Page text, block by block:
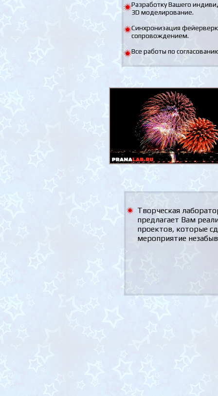
Разработку Вашего
3D моделирование.
Синхронизация
сопровождением.
Все работы по
Творческая
предлагает Вам
проектов, которые
мероприятие